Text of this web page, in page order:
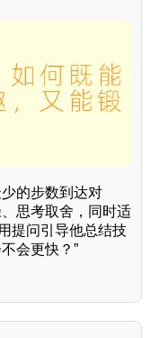
的步数到达对
思考取舍，同时适
提问引导他总结技
会更快？”